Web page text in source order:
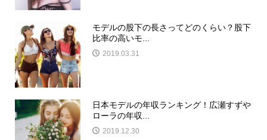
モデルの股下の長さってどのくらい？股下
比率の高いモ...
2019.03.31
日本モデルの年収ランキング！広瀬すずや
ローラの年収...
2019.12.30